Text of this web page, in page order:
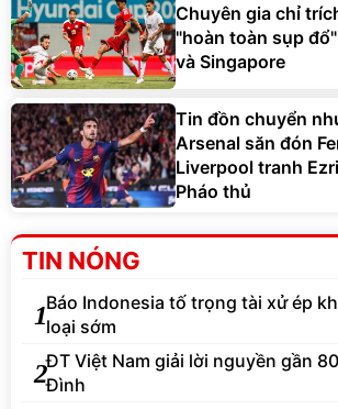
Chuyên gia chỉ
"hoàn toàn sụp
và Singapore
Tin đồn chuyển
Arsenal săn đón
Liverpool tranh
Pháo thủ
TIN NÓNG
1Báo Indonesia tố trọng tài xử ép
loại sớm
2ĐT Việt Nam giải lời nguyền gần
Đình